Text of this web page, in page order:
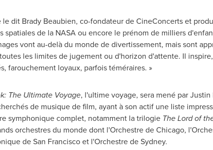
le dit Brady Beaubien, co-fondateur de CineConcerts et
spatiales de la NASA ou encore le prénom de milliers
vont au-delà du monde de divertissement, mais sont
les limites de jugement ou d'horizon d'attente. Il
farouchement loyaux, parfois téméraires. »
The Ultimate Voyage, l'ultime voyage, sera mené parJustin
de musique de film, ayant à son actif une liste
symphonique complet, notamment la trilogie The Lord of
orchestres du monde dont l'Orchestre deChicago,
deSan Franciscoet l'Orchestre deSydney.